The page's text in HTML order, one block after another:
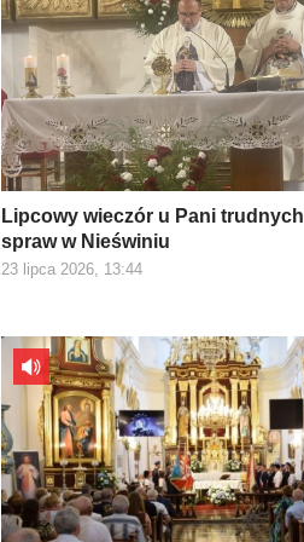
Lipcowy wieczór u Pani trudnych
spraw w Nieświniu
23 lipca 2026, 13:44